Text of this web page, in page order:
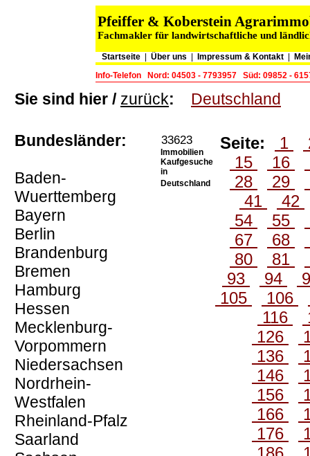
Pfeiffer & Koberstein
Fachmakler für landwirtschaftliche und
Startseite Über uns Impressum & Kontakt
Info-Telefon
Nord: 04503 - 7793957 Süd: 09852 -
Sie sind hier / zurück: Deutschland
Bundesländer:
Baden-
Wuerttemberg
Bayern
Berlin
Brandenburg
Bremen
Hamburg
Hessen
Mecklenburg-
Vorpommern
Niedersachsen
Nordrhein-
Westfalen
Rheinland-Pfalz
Saarland
33623
Immobilien
Kaufgesuche
in
Deutschland
Seite: 1
15
16
28
29
41
42
54
55
67
68
80
81
93
94
105
106
116
126
136
146
156
166
176